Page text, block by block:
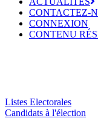
CONTACTEZ-
CONNEXION
CONTENU
Listes Electorales
Candidats à l'élection